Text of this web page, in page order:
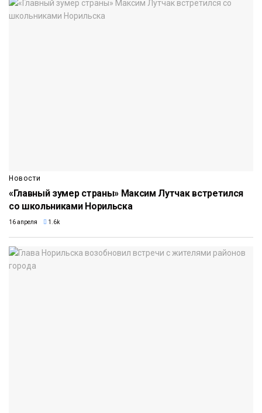
Новости
«Главный зумер страны» Максим Лутчак встретился
со школьниками Норильска
16 апреля 1.6k